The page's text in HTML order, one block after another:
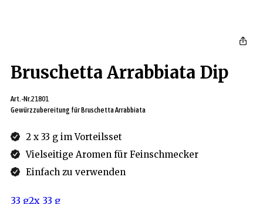
Bruschetta Arrabbiata Dip
Art.-Nr.21801
Gewürzzubereitung für Bruschetta Arrabbiata
2 x 33 g im Vorteilsset
Vielseitige Aromen für Feinschmecker
Einfach zu verwenden
33 g2x 33 g